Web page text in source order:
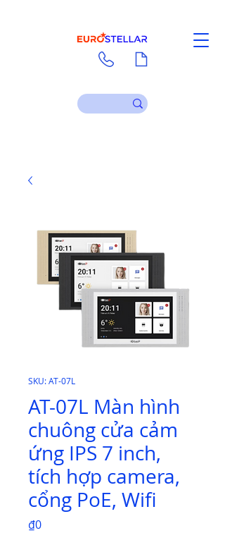
SKU: AT-07L
AT-07L Màn hình
chuông cửa cảm
ứng IPS 7 inch,
tích hợp camera,
cổng PoE, Wifi
₫0Price